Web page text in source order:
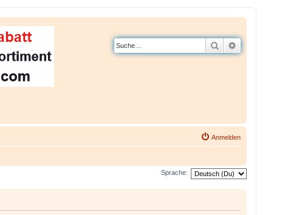
Suche
Anmelden
Sprache: